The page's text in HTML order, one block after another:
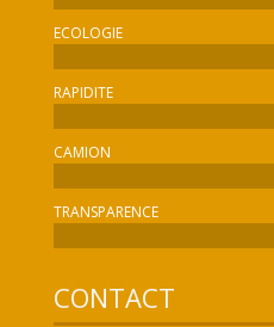
ECOLOGIE
RAPIDITE
CAMION
TRANSPARENCE
CONTACT